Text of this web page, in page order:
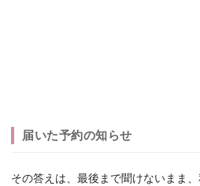
届いた予約の知らせ
その答えは、最後まで聞けないまま